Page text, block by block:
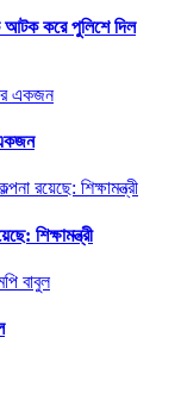
আটক করে পুলিশে দিল
শিক্ষামন্ত্রী